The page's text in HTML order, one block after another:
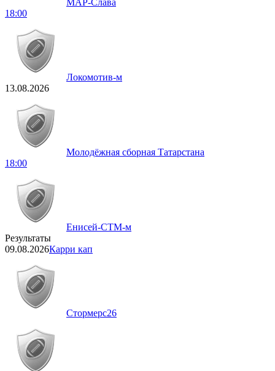
МАР-Слава
18:00
Локомотив-м
13.08.2026
Молодёжная сборная Татарстана
18:00
Енисей-СТМ-м
Результаты
09.08.2026Карри кап
Стормерс26